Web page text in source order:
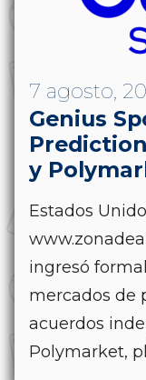
7 agosto,
Genius
y
Estados
ingresó
mercados de
acuerdos
Polymarket,